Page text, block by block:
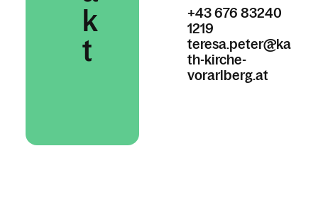
+43 676 83240
1219
teresa.peter@ka
th-kirche-
vorarlberg.at
k
t